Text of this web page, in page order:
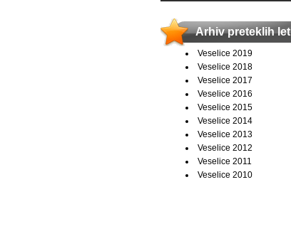
Arhiv preteklih let
Veselice 2019
Veselice 2018
Veselice 2017
Veselice 2016
Veselice 2015
Veselice 2014
Veselice 2013
Veselice 2012
Veselice 2011
Veselice 2010